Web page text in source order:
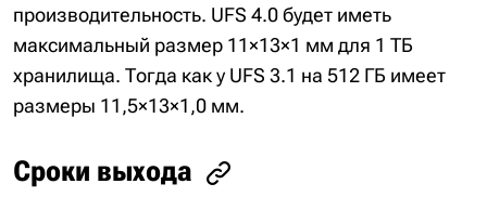
производительность. UFS 4.0 будет иметь
максимальный размер 11×13×1 мм для 1 ТБ
хранилища. Тогда как у UFS 3.1 на 512 ГБ имеет
размеры 11,5×13×1,0 мм.
Сроки выхода